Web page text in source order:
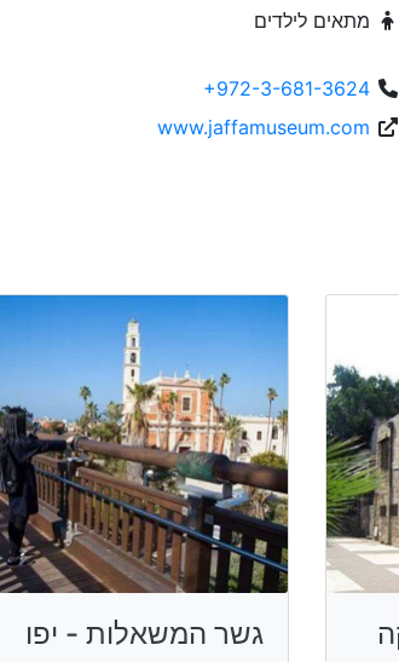
מתאים לילדים
+972-3-681-3624
www.jaffamuseum.com
גשר המשאלות - יפו